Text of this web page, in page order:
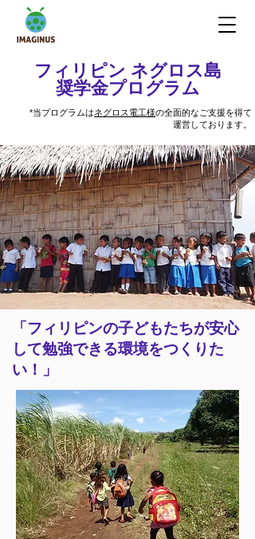
フィリピン ネグロス島
奨学金プログラム
*当プログラムはネグロス電工様の全面的なご支援を得て
運営しております。
「フィリピンの子どもたちが安心
して勉強できる環境をつくりた
い！」